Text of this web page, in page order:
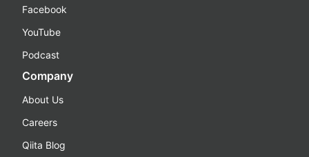
Facebook
YouTube
Podcast
Company
About Us
Careers
Qiita Blog